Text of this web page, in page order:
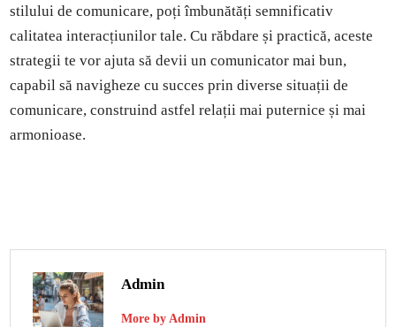
stilului de comunicare, poți îmbunătăți semnificativ
calitatea interacțiunilor tale. Cu răbdare și practică, aceste
strategii te vor ajuta să devii un comunicator mai bun,
capabil să navigheze cu succes prin diverse situații de
comunicare, construind astfel relații mai puternice și mai
armonioase.
Admin
More by Admin